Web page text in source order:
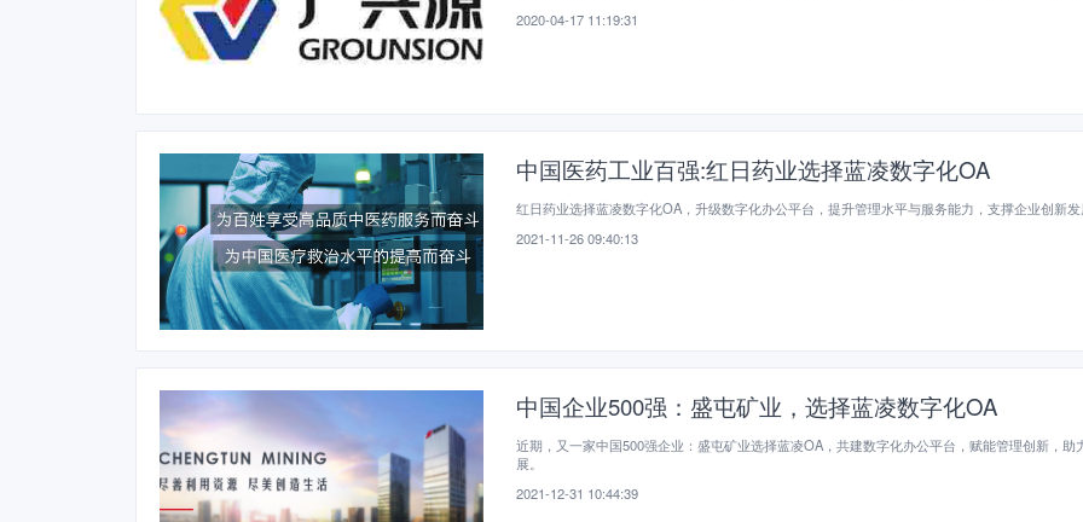
2020-04-17 11:19:31
中国医药工业百强:红日药业选择蓝凌数字化OA
红日药业选择蓝凌数字化OA，升级数字化办公平台，提升管理水平与服务能力，支撑企业创新发
2021-11-26 09:40:13
中国企业500强：盛屯矿业，选择蓝凌数字化OA
近期，又一家中国500强企业：盛屯矿业选择蓝凌OA，共建数字化办公平台，赋能管理创新，助
展。
2021-12-31 10:44:39